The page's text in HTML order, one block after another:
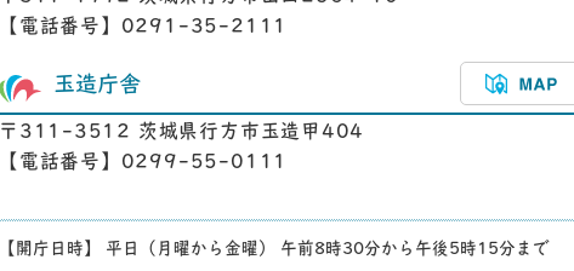
【電話番号】0291-35-2111
玉造庁舎
〒311-3512 茨城県行方市玉造甲404
【電話番号】0299-55-0111
【開庁日時】 平日（月曜から金曜） 午前8時30分から午後5時15分まで